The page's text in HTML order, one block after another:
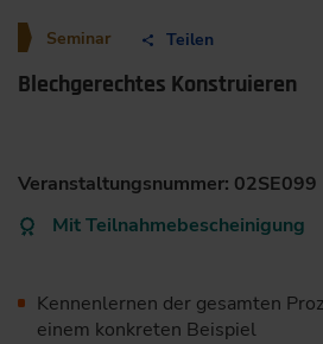
Seminar Teilen
Blechgerechtes Konstruieren
Veranstaltungsnummer: 02SE099
Mit Teilnahmebescheinigung
Kennenlernen der gesamten
einem konkreten Beispiel